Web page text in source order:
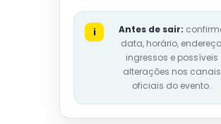
i Antes de sair:
data, horário,
ingressos e possíveis
alterações nos canais
oficiais do evento.